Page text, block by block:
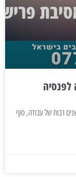
לפנסיה
רבות של עבודה, סוף